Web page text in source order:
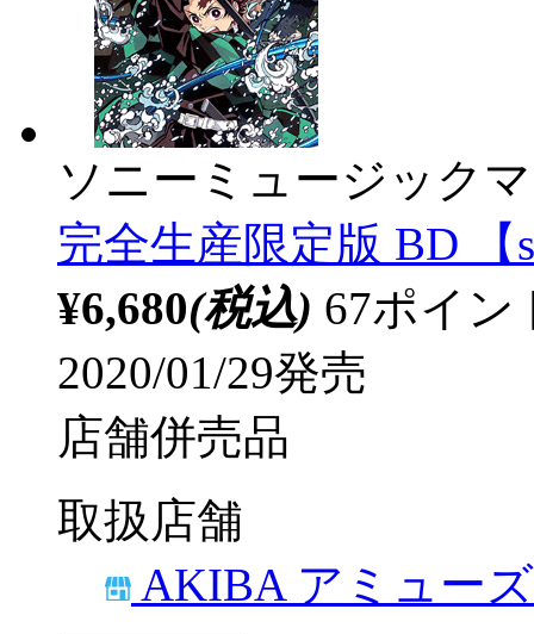
ソニーミュージック
完全生産限定版 BD 【
¥6,680(税込) 67ポイ
2020/01/29発売
店舗併売品
取扱店舗
AKIBA アミュー